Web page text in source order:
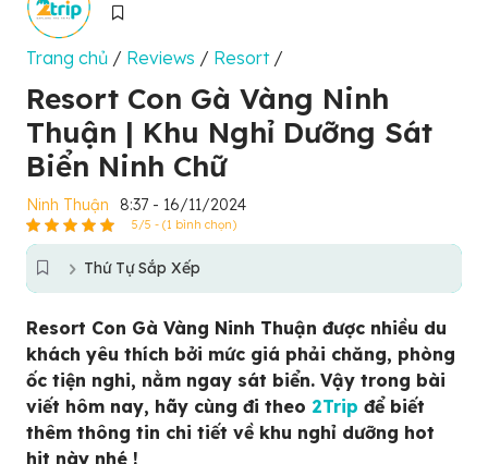
Trang chủ / Reviews / Resort/
Resort Con Gà Vàng Ninh
Thuận | Khu Nghỉ Dưỡng Sát
Biển Ninh Chữ
Ninh Thuận 8:37 - 16/11/2024
5/5 - (1 bình chọn)
Thứ Tự Sắp Xếp
Resort Con Gà Vàng Ninh Thuận được nhiều du
khách yêu thích bởi mức giá phải chăng, phòng
ốc tiện nghi, nằm ngay sát biển. Vậy trong bài
viết hôm nay, hãy cùng đi theo 2Trip để biết
thêm thông tin chi tiết về khu nghỉ dưỡng hot
hit này nhé !